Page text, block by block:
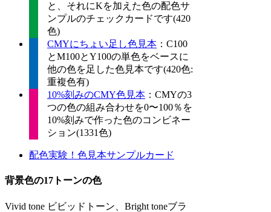
と、それにKを加えた色の配色サ
ンプルのチェックカードです(420
色)
CMYにちょい足し色見本 ：C100
とM100とY100の単色をベースに
他の色を足した色見本です(420色:
重複色有)
10%刻みのCMY色見本 ：CMYの3
つの色の組み合わせを0〜100％を
10%刻みで作った色のコンビネー
ション(1331色)
配色実験！色見本サンプルカード
背景色の17トーンの色
Vivid tone ビビッドトーン、Bright toneブラ